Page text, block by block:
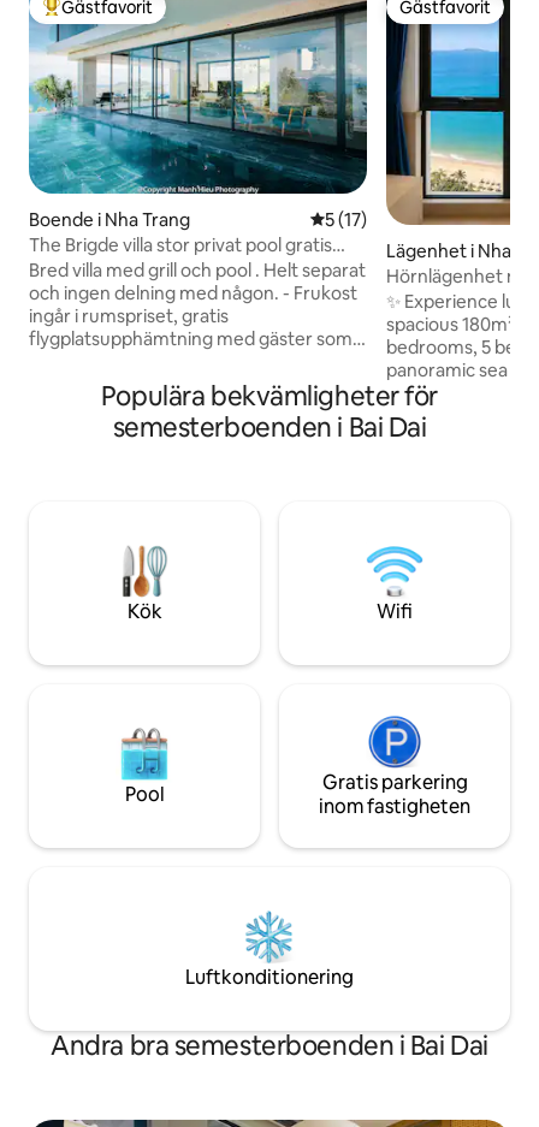
Populär gästfavorit
Gästfavorit
Boende i Nha Trang 5 av 5 i genomsnittligt
5 (17)
The Brigde villa stor privat pool gratis
frukost
Bred villa med grill och pool . Helt separat
och ingen delning med någon. - Frukost
ingår i rumspriset, gratis
flygplatsupphämtning med gäster som
flygplatstransporter, turer till rimligt pris.
- Grill, matbord utomhus och stolar med
havsutsikt över personalen för att tända
och välkomstdrink , frukt vid
incheckning, kundtjänst dygnet runt
Gästfavorit
Gästfavorit
Lägenhet i Nha
Hörnlägenhet
havet och 4
✨ Experience
spacious 180m²
bedrooms, 5
panoramic sea
families and groups 🛏️ Bedroom 1: 1
Bed, sea view,
bathroom 🛏️ Bedroom 2: 2 Double Beds,
Bedroom 4: 1
Separate
door, next to the
Populära bekvämligheter för
semesterboenden i Bai Dai
Kök Wifi
Pool
Gratis parkering
inom fastigheten
Luftkonditionering
Andra bra semesterboenden i Bai Dai